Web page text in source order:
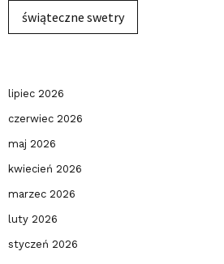
świąteczne swetry
lipiec 2026
czerwiec 2026
maj 2026
kwiecień 2026
marzec 2026
luty 2026
styczeń 2026